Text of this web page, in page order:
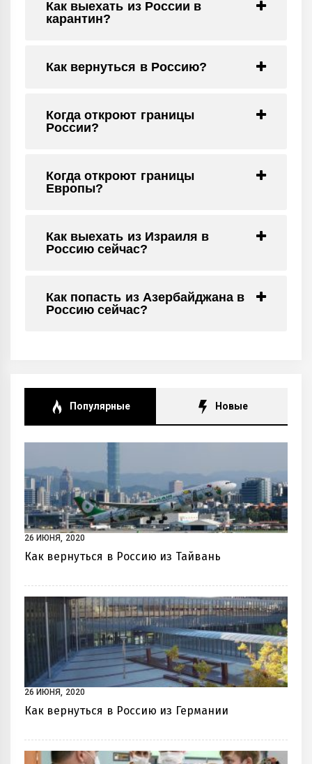
Как выехать из России в
карантин?
Как вернуться в Россию?
Когда откроют границы
России?
Когда откроют границы
Европы?
Как выехать из Израиля в
Россию сейчас?
Как попасть из Азербайджана в
Россию сейчас?
Популярные Новые
26 ИЮНЯ, 2020
Как вернуться в Россию из Тайвань
26 ИЮНЯ, 2020
Как вернуться в Россию из Германии